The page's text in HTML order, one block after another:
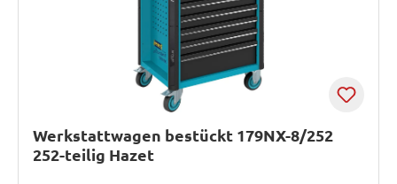
Werkstattwagen bestückt 179NX-8/252
252-teilig Hazet